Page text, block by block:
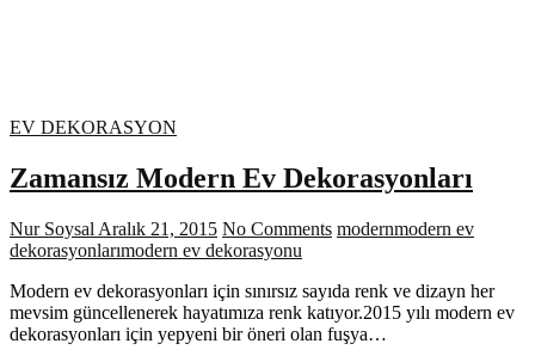
EV DEKORASYON
Zamansız Modern Ev Dekorasyonları
Nur Soysal Aralık 21, 2015 No Comments modernmodern ev
dekorasyonlarımodern ev dekorasyonu
Modern ev dekorasyonları için sınırsız sayıda renk ve dizayn her
mevsim güncellenerek hayatımıza renk katıyor.2015 yılı modern ev
dekorasyonları için yepyeni bir öneri olan fuşya…